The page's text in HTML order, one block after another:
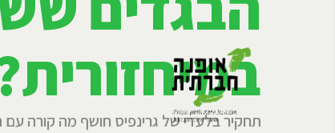
תחקיר בלעדי של גרינפיס חושף מה קורה עם